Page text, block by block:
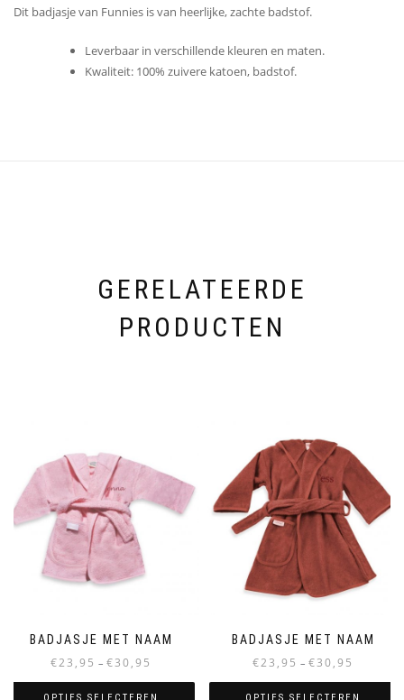
Dit badjasje van Funnies is van heerlijke, zachte badstof.
Leverbaar in verschillende kleuren en maten.
Kwaliteit: 100% zuivere katoen, badstof.
GERELATEERDE
PRODUCTEN
BADJASJE MET NAAM
€23,95 – €30,95
€23,95
tot
BADJASJE MET NAAM
€23,95 – €30,95
€23,95
tot